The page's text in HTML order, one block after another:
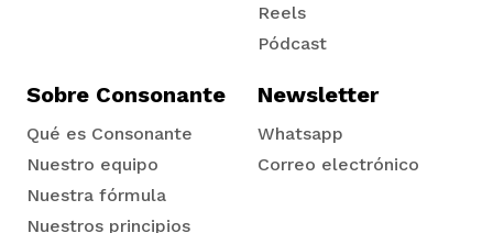
Reels
Pódcast
Sobre Consonante
Qué es Consonante
Nuestro equipo
Nuestra fórmula
Nuestros principios
Newsletter
Whatsapp
Correo electrónico